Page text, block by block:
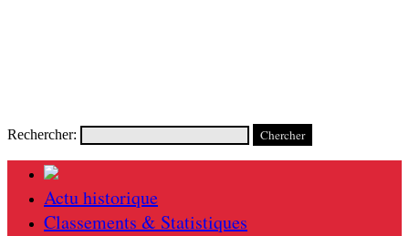
Rechercher:
Actu historique
Classements & Statistiques